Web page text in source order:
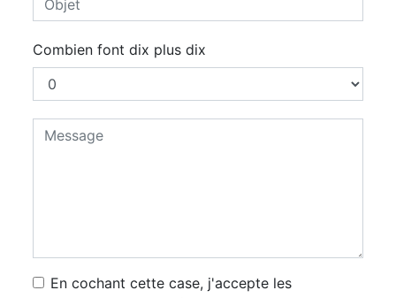
Combien font dix plus dix
En cochant cette case, j'accepte les